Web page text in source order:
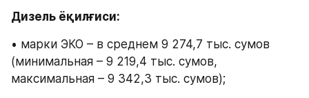
Дизель ёқилғиси:
• марки ЭКО – в среднем 9 274,7 тыс. сумов
(минимальная – 9 219,4 тыс. сумов,
максимальная – 9 342,3 тыс. сумов);